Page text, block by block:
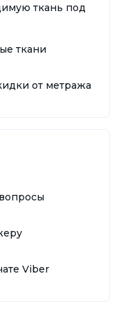
ткань под
ткани
от метража
Viber